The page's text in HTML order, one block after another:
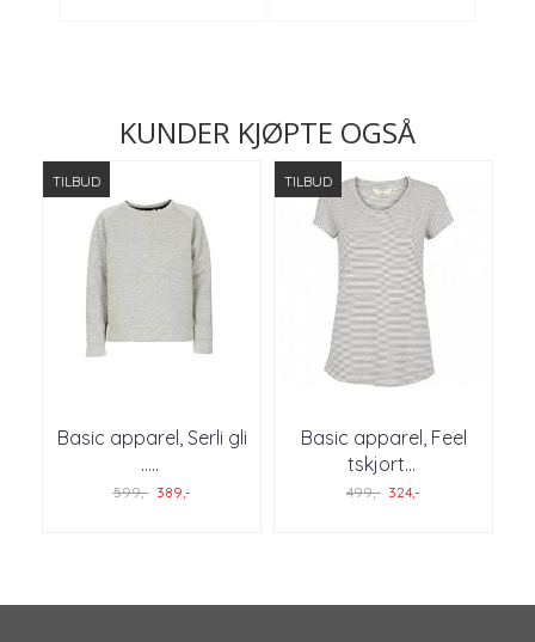
KUNDER KJØPTE OGSÅ
TILBUD
Basic apparel, Serli gli
.....
599,- 389,-
TILBUD
Basic apparel, Feel
tskjort...
499,- 324,-